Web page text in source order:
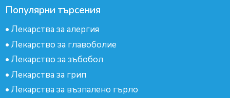
Популярни търсения
• Лекарства за алергия
• Лекарство за главоболие
• Лекарство за зъбобол
• Лекарства за грип
• Лекарства за възпалено гърло